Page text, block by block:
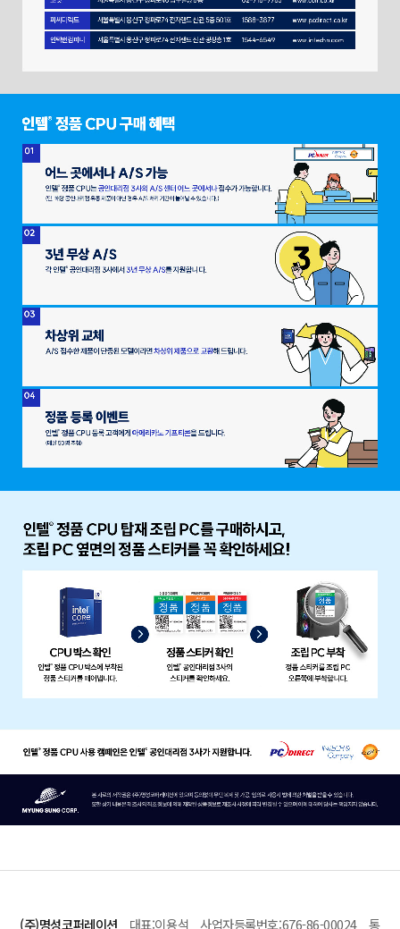
(주)명성코퍼레이션 대표:이용석 사업자등록번호:676-86-00024 통